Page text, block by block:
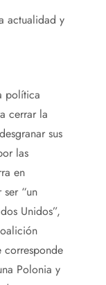
actualidad y
política
cerrar la
sus
las
en
“un
Unidos”,
Polonia y